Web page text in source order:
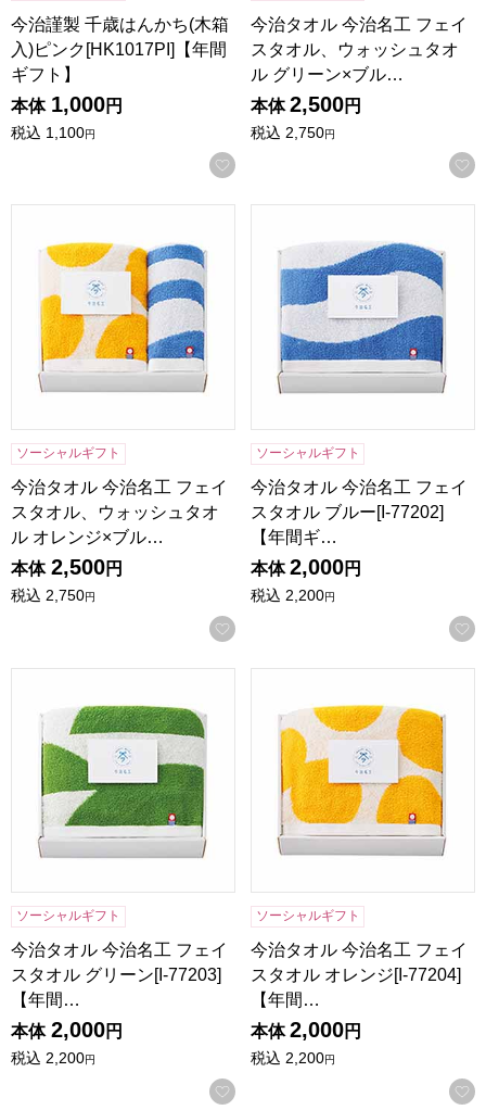
今治謹製 千歳はんかち(木箱
入)ピンク[HK1017PI]【年間
ギフト】
本体 1,000円
税込 1,100円
お気に入りに登録する
今治タオル 今治名工 フェイ
スタオル、ウォッシュタオ
ル グリーン×ブル…
本体 2,500円
税込 2,750円
ソーシャルギフト
今治タオル 今治名工 フェイ
スタオル、ウォッシュタオ
ル オレンジ×ブル…
本体 2,500円
税込 2,750円
お気に入りに登録する
ソーシャルギフト
今治タオル 今治名工 フェイ
スタオル ブルー[I-77202]
【年間ギ…
本体 2,000円
税込 2,200円
ソーシャルギフト
今治タオル 今治名工 フェイ
スタオル グリーン[I-77203]
【年間…
本体 2,000円
税込 2,200円
お気に入りに登録する
ソーシャルギフト
今治タオル 今治名工 フェイ
スタオル オレンジ[I-77204]
【年間…
本体 2,000円
税込 2,200円